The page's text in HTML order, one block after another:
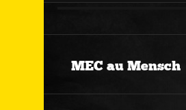
MEC au Mensch